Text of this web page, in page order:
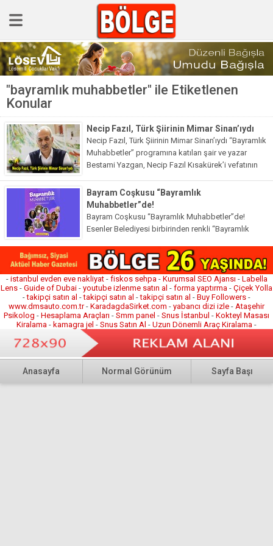
GÜNCEL
POLİTİKA
SPOR
EKONOMİ
YAZARLAR
Sağlık & Yaşam
Kültür & Sanat
EĞİTİM
Müzik & Magazin
"bayramlık muhabbetler" ile Etiketlenen
Konular
Necip Fazıl, Türk Şiirinin Mimar Sinan’ıydı
Necip Fazıl, Türk Şiirinin Mimar Sinan’ıydı “Bayramlık
Muhabbetler” programına katılan şair ve yazar
Bestami Yazgan, Necip Fazıl Kısakürek’i vefatının
Kısakürek, Türk şiirinin Mimar...
Bayram Coşkusu “Bayramlık
Muhabbetler”de!
Bayram Coşkusu “Bayramlık Muhabbetler”de!
Esenler Belediyesi birbirinden renkli “Bayramlık
evlere taşıyor. Sokağa çıkma kısıtlamasından dolayı
bayramı evde geçirenler için özel bir program
hazırlayan Esenler Belediyesi, “Bayramlık...
- istanbul evden eve nakliyat- fiskos sehpa- Kurumsal SEO Ajansı - Labella
Lens - Guide of Dubai - youtube izlenme satın al - forma yaptırma - Çiçek Yolla
-takipçi satın al -takipçi satın al -takipçi satın al - Buy Followers -
www.dmsauto.com.tr- KaradagdaSirket.com - yabancı dizi izle - Ataşehir
Psikolog - Hesaplama Araçları - Smm panel - Snus İstanbul - Kokteyl Masası
Kiralama - kamagra jel - Snus Satın Al - Uzun Dönemli Araç Kiralama -
Anasayfa Normal Görünüm Sayfa Başı